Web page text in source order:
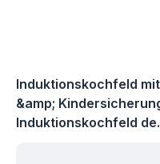
Induktionskochfeld
&amp;
Induktionskochfeld